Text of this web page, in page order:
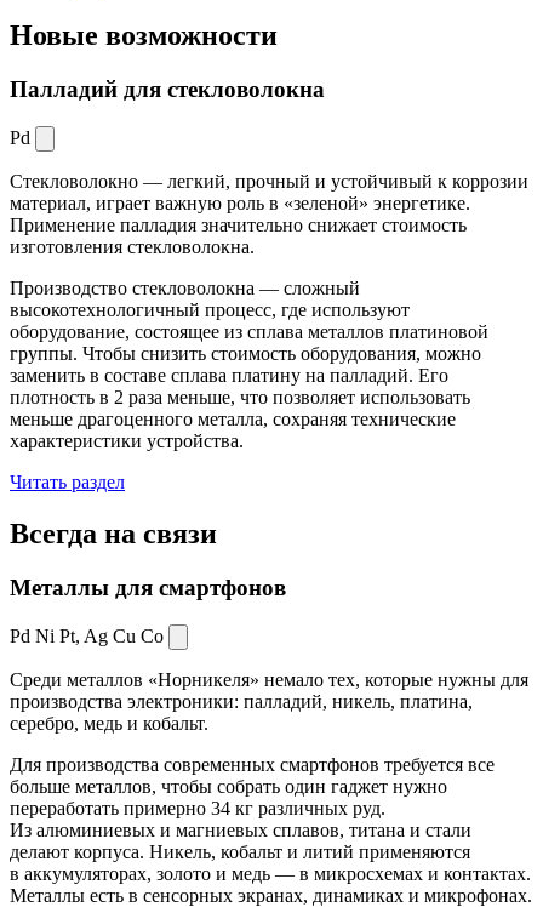
Новые возможности
Палладий для стекловолокна
Pd
Стекловолокно — легкий, прочный и устойчивый к коррозии
материал, играет важную роль в «зеленой» энергетике.
Применение палладия значительно снижает стоимость
изготовления стекловолокна.
Производство стекловолокна — сложный
высокотехнологичный процесс, где используют
оборудование, состоящее из сплава металлов платиновой
группы. Чтобы снизить стоимость оборудования, можно
заменить в составе сплава платину на палладий. Его
плотность в 2 раза меньше, что позволяет использовать
меньше драгоценного металла, сохраняя технические
характеристики устройства.
Читать раздел
Всегда на связи
Металлы для смартфонов
Pd Ni Pt, Ag Cu Co
Среди металлов «Норникеля» немало тех, которые нужны для
производства электроники: палладий, никель, платина,
серебро, медь и кобальт.
Для производства современных смартфонов требуется все
больше металлов, чтобы собрать один гаджет нужно
переработать примерно 34 кг различных руд.
Из алюминиевых и магниевых сплавов, титана и стали
делают корпуса. Никель, кобальт и литий применяются
в аккумуляторах, золото и медь — в микросхемах и контактах.
Металлы есть в сенсорных экранах, динамиках и микрофонах.